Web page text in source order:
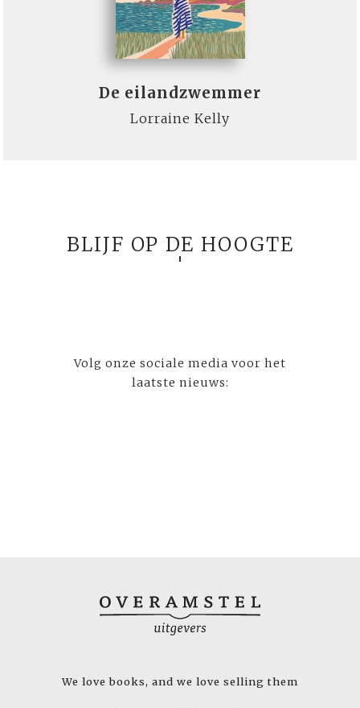
De eilandzwemmer
Lorraine Kelly
BLIJF OP DE HOOGTE
Volg onze sociale media voor het
laatste nieuws:
We love books, and we love selling them